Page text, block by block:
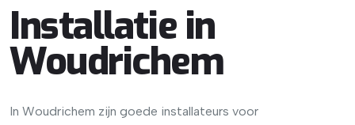
Installatie in
Woudrichem
In Woudrichem zijn goede installateurs voor